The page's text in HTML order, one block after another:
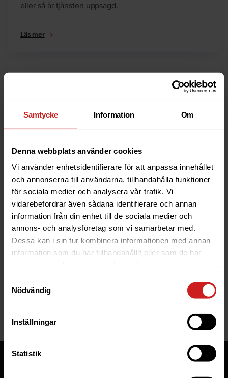
Samtycke Information Om
Denna webbplats använder cookies
Vi använder enhetsidentifierare för att anpassa innehållet
och annonserna till användarna, tillhandahålla funktioner
för sociala medier och analysera vår trafik. Vi
vidarebefordrar även sådana identifierare och annan
information från din enhet till de sociala medier och
annons- och analysföretag som vi samarbetar med.
Dessa kan i sin tur kombinera informationen med annan
information som du har tillhandahållit eller som de har
Nödvändig
Inställningar
Statistik
eller så är tjänsten uppsagd.
Läs mer
Är du ägare till hemsidan eller domännamnet så har
anledningarna till varför en hemsida är spärrad.
Läs mer
The website you were trying to
reach has been suspended
If you are the owner of this website or domain please
read
website to be suspended.